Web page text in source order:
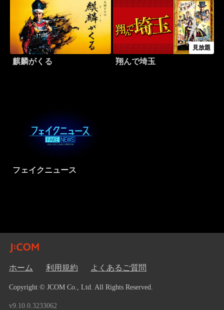
麒麟がくる
見放題
翔んで埼玉
フェイクニュース
ホーム 利用規約 よくあるご質問
Copyright © JCOM Co., Ltd. All Rights Reserved.
v9.10.0.3233062